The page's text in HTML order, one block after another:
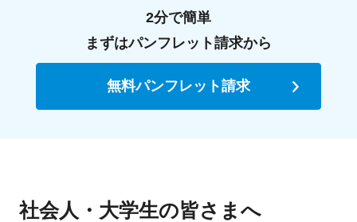
2分で簡単
まずはパンフレット請求から
無料パンフレット請求
社会人・大学生の皆さまへ